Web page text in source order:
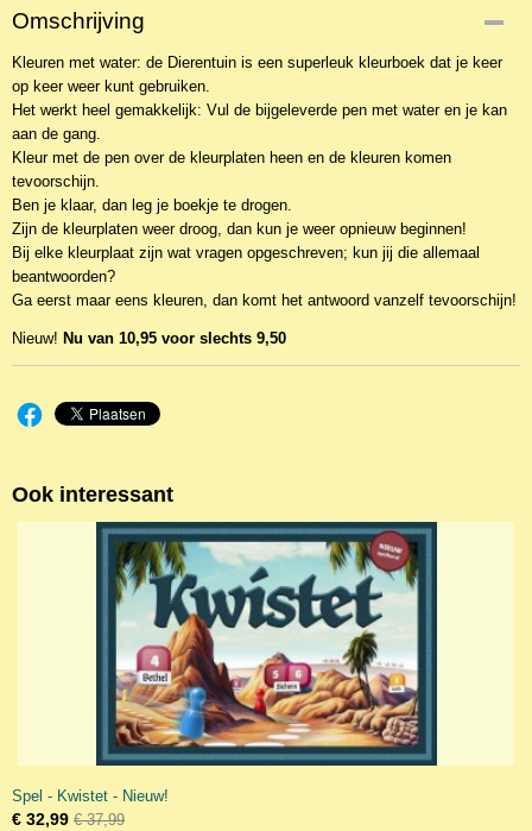
Productcode
OSP-22036
EAN code
9789403204499
Omschrijving
Kleuren met water: de Dierentuin is een superleuk kleurboek dat je keer
op keer weer kunt gebruiken.
Het werkt heel gemakkelijk: Vul de bijgeleverde pen met water en je kan
aan de gang.
Kleur met de pen over de kleurplaten heen en de kleuren komen
tevoorschijn.
Ben je klaar, dan leg je boekje te drogen.
Zijn de kleurplaten weer droog, dan kun je weer opnieuw beginnen!
Bij elke kleurplaat zijn wat vragen opgeschreven; kun jij die allemaal
beantwoorden?
Ga eerst maar eens kleuren, dan komt het antwoord vanzelf tevoorschijn!
Nieuw! Nu van 10,95 voor slechts 9,50
Ook interessant
Spel - Kwistet - Nieuw!
€ 32,99 € 37,99